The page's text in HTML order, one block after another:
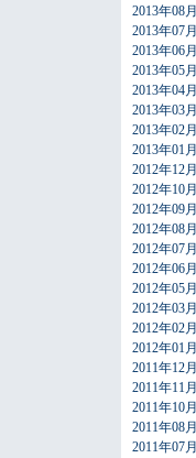
2013年08月
2013年07月
2013年06月
2013年05月
2013年04月
2013年03月
2013年02月
2013年01月
2012年12月
2012年10月
2012年09月
2012年08月
2012年07月
2012年06月
2012年05月
2012年03月
2012年02月
2012年01月
2011年12月
2011年11月
2011年10月
2011年08月
2011年07月